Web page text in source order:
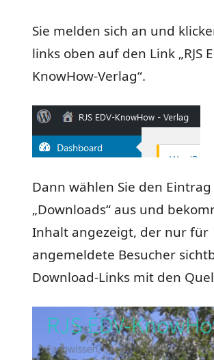
Sie melden sich an und
links oben auf den Link „RJS
KnowHow-Verlag“.
Dann wählen Sie den Eintrag
„Downloads“ aus und
Inhalt angezeigt, der nur für
angemeldete Besucher
Download-Links mit den